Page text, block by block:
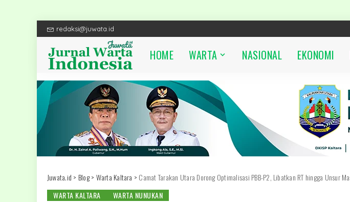
redaksi@juwata.id
HOME WARTA NASIONAL EKONOMI
Juwata.id > Blog> Warta Kaltara > Camat Tarakan Utara Dorong Optimalisasi PBB-P2, Libatkan RT hingga Unsur
WARTA KALTARA
WARTA NUNUKAN